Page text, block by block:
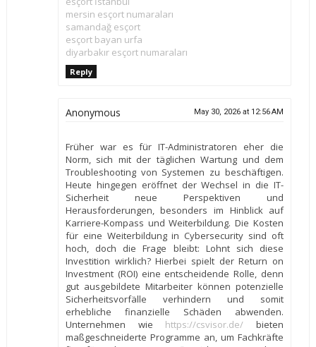
mersin esçort numaraları
samandağ esçort
esçort bayan urfa
diyarbakır esçort numaraları
Reply
Anonymous May 30, 2026 at 12:56 AM
Früher war es für IT-Administratoren eher die
Norm, sich mit der täglichen Wartung und dem
Troubleshooting von Systemen zu beschäftigen.
Heute hingegen eröffnet der Wechsel in die IT-
Sicherheit neue Perspektiven und
Herausforderungen, besonders im Hinblick auf
Karriere-Kompass und Weiterbildung. Die Kosten
für eine Weiterbildung in Cybersecurity sind oft
hoch, doch die Frage bleibt: Lohnt sich diese
Investition wirklich? Hierbei spielt der Return on
Investment (ROI) eine entscheidende Rolle, denn
gut ausgebildete Mitarbeiter können potenzielle
Sicherheitsvorfälle verhindern und somit
erhebliche finanzielle Schäden abwenden.
Unternehmen wie https://csvisor.de/ bieten
maßgeschneiderte Programme an, um Fachkräfte